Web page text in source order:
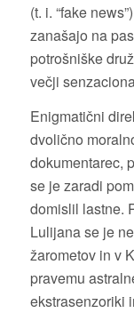
(t. i. “fake
zanašajo na
potrošniške
večji
Enigmatični
dvolično
dokumentarec,
se je zaradi
domislil lastne.
Lulijana se je
žarometov in v
pravemu
ekstrasenzoriki